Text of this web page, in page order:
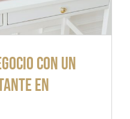
con un
en